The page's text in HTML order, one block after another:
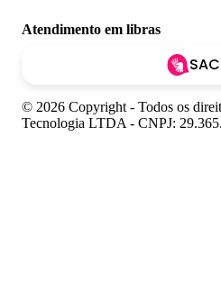
Atendimento em libras
© 2026 Copyright - Todos os
Tecnologia LTDA - CNPJ: